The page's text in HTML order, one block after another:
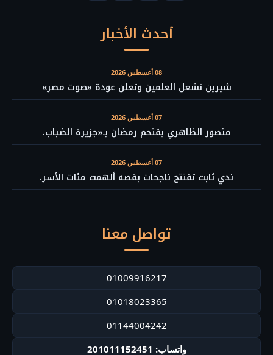
أحدث الأخبار
08 أغسطس 2026
شيرين تشعل العلمين وتعلن عودة «صوت مصر»
07 أغسطس 2026
منصور الظاهري يقتحم رمضان بـ«جزيرة الضباب.
07 أغسطس 2026
ندي ثابت تفتتح ناجحات بقصه ألهمت مئات الأسر.
تواصل معنا
01009916217
01018023365
01144004242
واتساب: 201011152451